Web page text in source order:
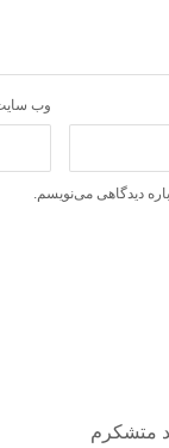
وب‌
دیدگاهی می‌نویسم.
متشکرم